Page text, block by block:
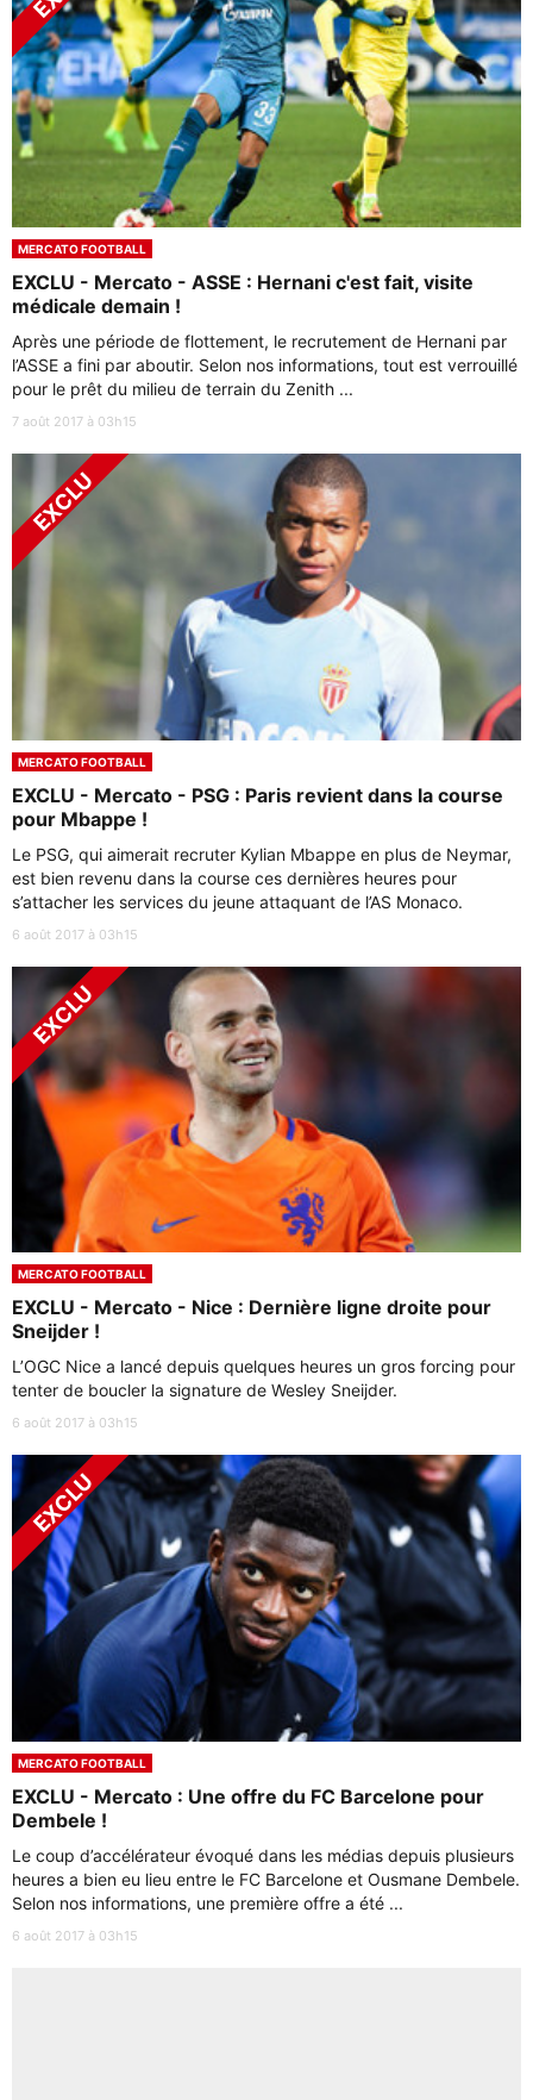
MERCATO FOOTBALL
EXCLU - Mercato - ASSE : Hernani c'est fait, visite
médicale demain !
Après une période de flottement, le recrutement de Hernani par
l’ASSE a fini par aboutir. Selon nos informations, tout est verrouillé
pour le prêt du milieu de terrain du Zenith ...
7 août 2017 à 03h15
MERCATO FOOTBALL
EXCLU - Mercato - PSG : Paris revient dans la course
pour Mbappe !
Le PSG, qui aimerait recruter Kylian Mbappe en plus de Neymar,
est bien revenu dans la course ces dernières heures pour
s’attacher les services du jeune attaquant de l’AS Monaco.
6 août 2017 à 03h15
MERCATO FOOTBALL
EXCLU - Mercato - Nice : Dernière ligne droite pour
Sneijder !
L’OGC Nice a lancé depuis quelques heures un gros forcing pour
tenter de boucler la signature de Wesley Sneijder.
6 août 2017 à 03h15
MERCATO FOOTBALL
EXCLU - Mercato : Une offre du FC Barcelone pour
Dembele !
Le coup d’accélérateur évoqué dans les médias depuis plusieurs
heures a bien eu lieu entre le FC Barcelone et Ousmane Dembele.
Selon nos informations, une première offre a été ...
6 août 2017 à 03h15